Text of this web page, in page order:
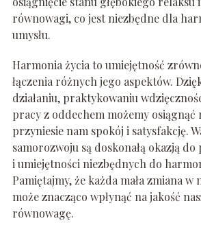
równowagi, co jest niezbędne dla
umysłu.
Harmonia życia to umiejętność
łączenia różnych jego aspektów.
działaniu, praktykowaniu
pracy z oddechem możemy
przyniesie nam spokój i satysfakcję.
samorozwoju są doskonałą okazją do
i umiejętności niezbędnych do
Pamiętajmy, że każda mała zmiana w
może znacząco wpłynąć na jakość
równowagę.